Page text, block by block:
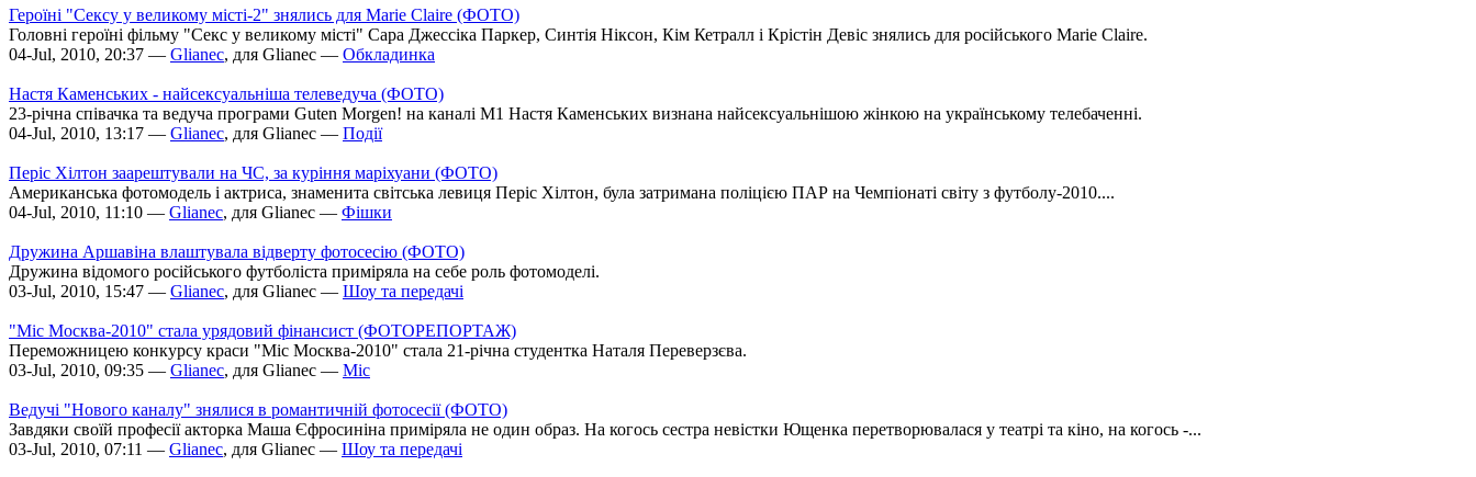
Героїні "Сексу у великому місті-2" знялись для Marie Claire (ФОТО)
Головні героїні фільму "Секс у великому місті" Сара Джессіка Паркер, Синтія Ніксон, Кім Кетралл і Крістін Девіс знялись для російського Marie Claire.
04-Jul, 2010, 20:37 — Glianec, для Glianec — Обкладинка
Настя Каменських - найсексуальніша телеведуча (ФОТО)
23-річна співачка та ведуча програми Guten Morgen! на каналі M1 Настя Каменських визнана найсексуальнішою жінкою на українському телебаченні.
04-Jul, 2010, 13:17 — Glianec, для Glianec — Події
Періс Хілтон заарештували на ЧС, за куріння маріхуани (ФОТО)
Американська фотомодель і актриса, знаменита світська левиця Періс Хілтон, була затримана поліцією ПАР на Чемпіонаті світу з футболу-2010....
04-Jul, 2010, 11:10 — Glianec, для Glianec — Фішки
Дружина Аршавіна влаштувала відверту фотосесію (ФОТО)
Дружина відомого російського футболіста приміряла на себе роль фотомоделі.
03-Jul, 2010, 15:47 — Glianec, для Glianec — Шоу та передачі
"Міс Москва-2010" стала урядовий фінансист (ФОТОРЕПОРТАЖ)
Переможницею конкурсу краси "Міс Москва-2010" стала 21-річна студентка Наталя Переверзєва.
03-Jul, 2010, 09:35 — Glianec, для Glianec — Міс
Ведучі "Нового каналу" знялися в романтичній фотосесії (ФОТО)
Завдяки своїй професії акторка Маша Єфросиніна приміряла не один образ. На когось сестра невістки Ющенка перетворювалася у театрі та кіно, на когось -...
03-Jul, 2010, 07:11 — Glianec, для Glianec — Шоу та передачі